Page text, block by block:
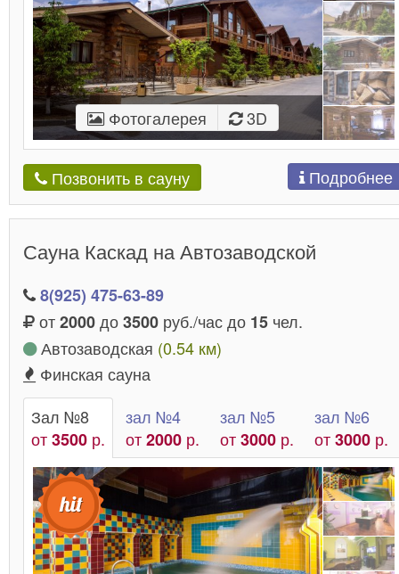
Фотогалерея 3D
Позвонить в сауну Подробнее
Сауна Каскад на Автозаводской
8(925) 475-63-89
от2000до3500 руб./час до 15 чел.
Автозаводская (0.54 км)
Финская сауна
Зал №8
от3500 р.
зал №4
от2000 р.
зал №5
от3000 р.
зал №6
от3000 р.